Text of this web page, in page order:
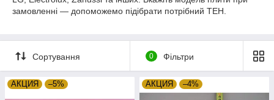
замовленні — допоможемо підібрати потрібний ТЕН.
Сортування 0 Фільтри
АКЦИЯ –5% АКЦИЯ –4%